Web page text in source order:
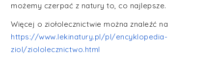
możemy czerpać z natury to, co najlepsze.
Więcej o ziołolecznictwie można znaleźć na
https://www.lekinatury.pl/pl/encyklopedia-
ziol/ziololecznictwo.html